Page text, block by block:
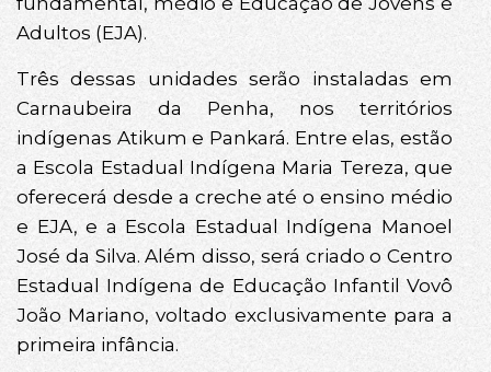
Adultos (EJA).
Três dessas unidades serão instaladas em
Carnaubeira da Penha, nos territórios
indígenas Atikum e Pankará. Entre elas, estão
a Escola Estadual Indígena Maria Tereza, que
oferecerá desde a creche até o ensino médio
e EJA, e a Escola Estadual Indígena Manoel
José da Silva. Além disso, será criado o Centro
Estadual Indígena de Educação Infantil Vovô
João Mariano, voltado exclusivamente para a
primeira infância.